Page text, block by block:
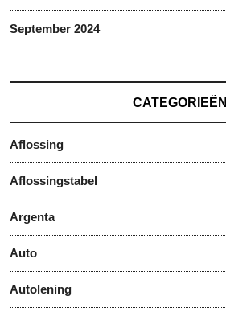
September 2024
CATEGORIEËN
Aflossing
Aflossingstabel
Argenta
Auto
Autolening